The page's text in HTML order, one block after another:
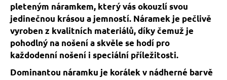
pleteným náramkem, který vás okouzlí svou
jedinečnou krásou a jemností. Náramek je pečlivě
vyroben z kvalitních materiálů, díky čemuž je
pohodlný na nošení a skvěle se hodí pro
každodenní nošení i speciální příležitosti.
Dominantou náramku je korálek v nádherné barvě
D
o
p
o